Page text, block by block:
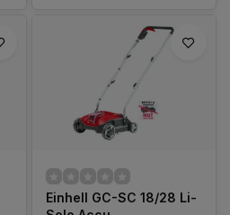
Einhell GC-SC 18/28 Li-